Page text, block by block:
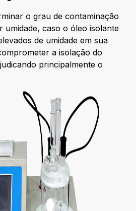
o grau de contaminação
umidade, caso o óleo isolante
de umidade em sua
a isolação do
principalmente o